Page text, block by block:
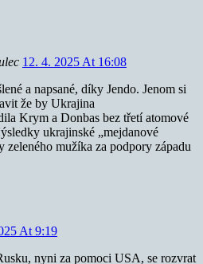
12. 4. 2025 At 16:08
a napsané, díky Jendo. Jenom si
že by Ukrajina
Krym a Donbas bez třetí atomové
ukrajinské „mejdanové
zeleného mužíka za podpory západu
At 9:19
nyni za pomoci USA, se rozvrat